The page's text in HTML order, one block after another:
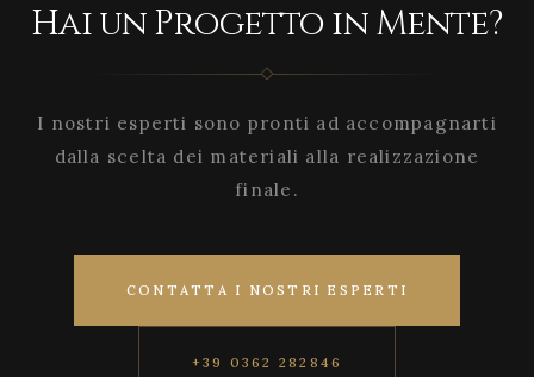
Hai un Progetto in Mente?
I nostri esperti sono pronti ad accompagnarti
dalla scelta dei materiali alla realizzazione
finale.
CONTATTA I NOSTRI ESPERTI
+39 0362 282846